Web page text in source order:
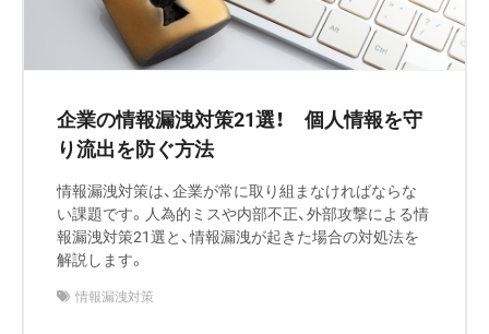
企業の情報漏洩対策21選！ 個人情報を守
り流出を防ぐ方法
情報漏洩対策は、企業が常に取り組まなければならな
い課題です。人為的ミスや内部不正、外部攻撃による情
報漏洩対策21選と、情報漏洩が起きた場合の対処法を
解説します。
情報漏洩対策